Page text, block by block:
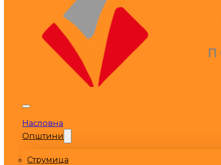
Насловна
Општини
Струмица